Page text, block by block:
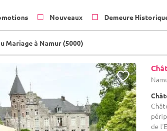
Nouveaux Demeure
Mariage à Namur (5000)
de